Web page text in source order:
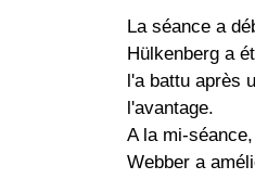
La séance a
Hülkenberg a
l'a battu après
l'avantage.
A la mi-
Webber a